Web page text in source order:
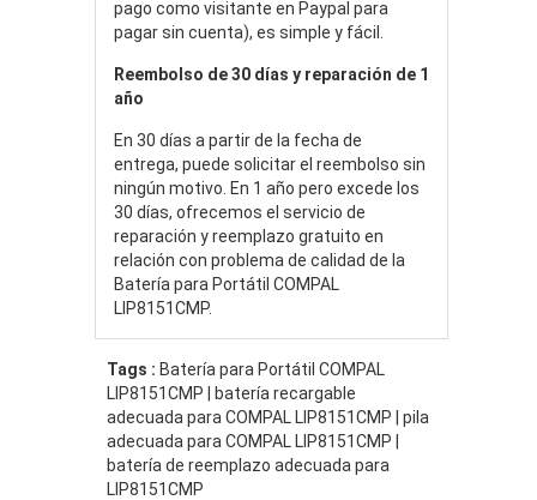
pago como visitante en Paypal para
pagar sin cuenta), es simple y fácil.
Reembolso de 30 días y reparación de 1
año
En 30 días a partir de la fecha de
entrega, puede solicitar el reembolso sin
ningún motivo. En 1 año pero excede los
30 días, ofrecemos el servicio de
reparación y reemplazo gratuito en
relación con problema de calidad de la
Batería para Portátil COMPAL
LIP8151CMP.
Tags : Batería para Portátil COMPAL
LIP8151CMP | batería recargable
adecuada para COMPAL LIP8151CMP | pila
adecuada para COMPAL LIP8151CMP |
batería de reemplazo adecuada para
LIP8151CMP